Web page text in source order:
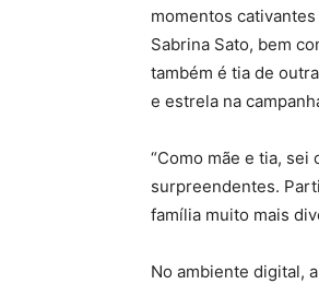
momentos
Sabrina Sato, bem
também é tia de
e estrela na
“Como mãe e tia,
surpreendentes.
família muito mais
No ambiente digital,